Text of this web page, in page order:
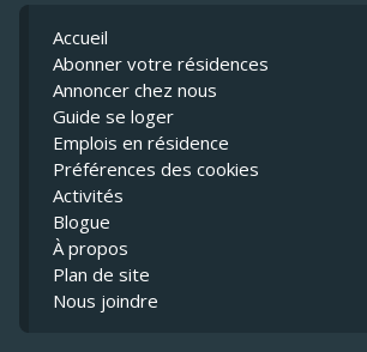
Accueil
Abonner votre résidences
Annoncer chez nous
Guide se loger
Emplois en résidence
Préférences des cookies
Activités
Blogue
À propos
Plan de site
Nous joindre